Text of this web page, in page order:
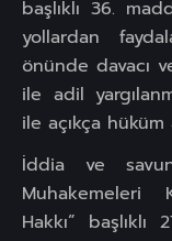
başlıklı 36.
yollardan
önünde davacı
ile adil
ile açıkça hüküm
İddia ve
Muhakemeleri
Hakkı”